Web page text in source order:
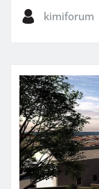
kimiforum